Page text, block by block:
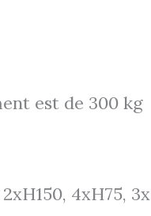
est de 300 kg
4xH75,